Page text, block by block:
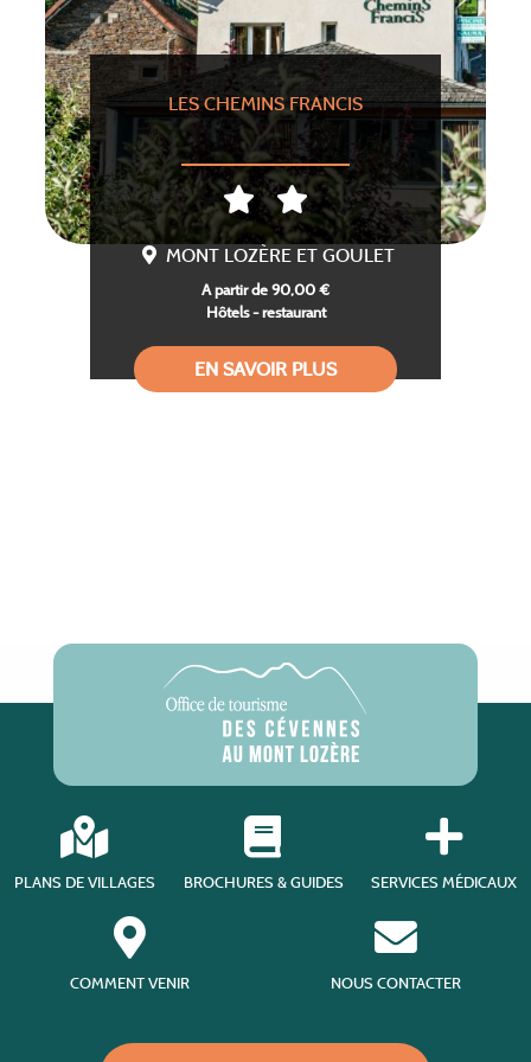
LES CHEMINS FRANCIS
MONT LOZÈRE ET GOULET
A partir de 90,00 €
Hôtels - restaurant
EN SAVOIR PLUS
PLANS DE VILLAGES BROCHURES & GUIDES SERVICES MÉDICAUX
COMMENT VENIR NOUS CONTACTER